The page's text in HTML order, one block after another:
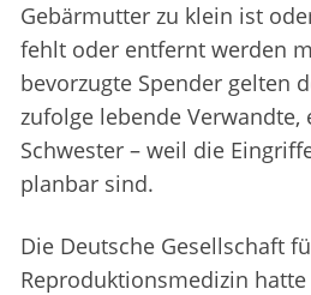
Gebärmutter zu klein ist
fehlt oder entfernt werden
bevorzugte Spender gelten
zufolge lebende
Schwester – weil die
planbar sind.
Die Deutsche Gesellschaft
Reproduktionsmedizin